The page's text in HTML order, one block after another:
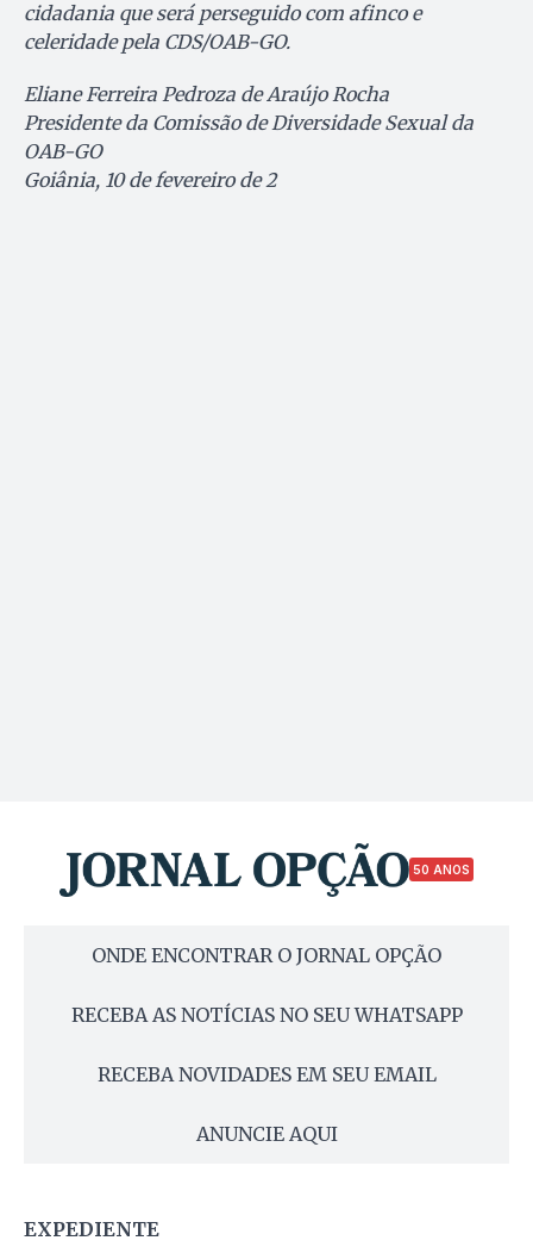
cidadania que será perseguido com afinco e
celeridade pela CDS/OAB-GO.
Eliane Ferreira Pedroza de Araújo Rocha
Presidente da Comissão de Diversidade Sexual da
OAB-GO
Goiânia, 10 de fevereiro de 2
50 ANOS
ONDE ENCONTRAR O JORNAL OPÇÃO
RECEBA AS NOTÍCIAS NO SEU WHATSAPP
RECEBA NOVIDADES EM SEU EMAIL
ANUNCIE AQUI
EXPEDIENTE